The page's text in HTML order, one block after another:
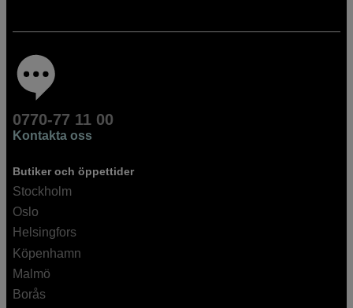
0770-77 11 00
Kontakta oss
Butiker och öppettider
Stockholm
Oslo
Helsingfors
Köpenhamn
Malmö
Borås